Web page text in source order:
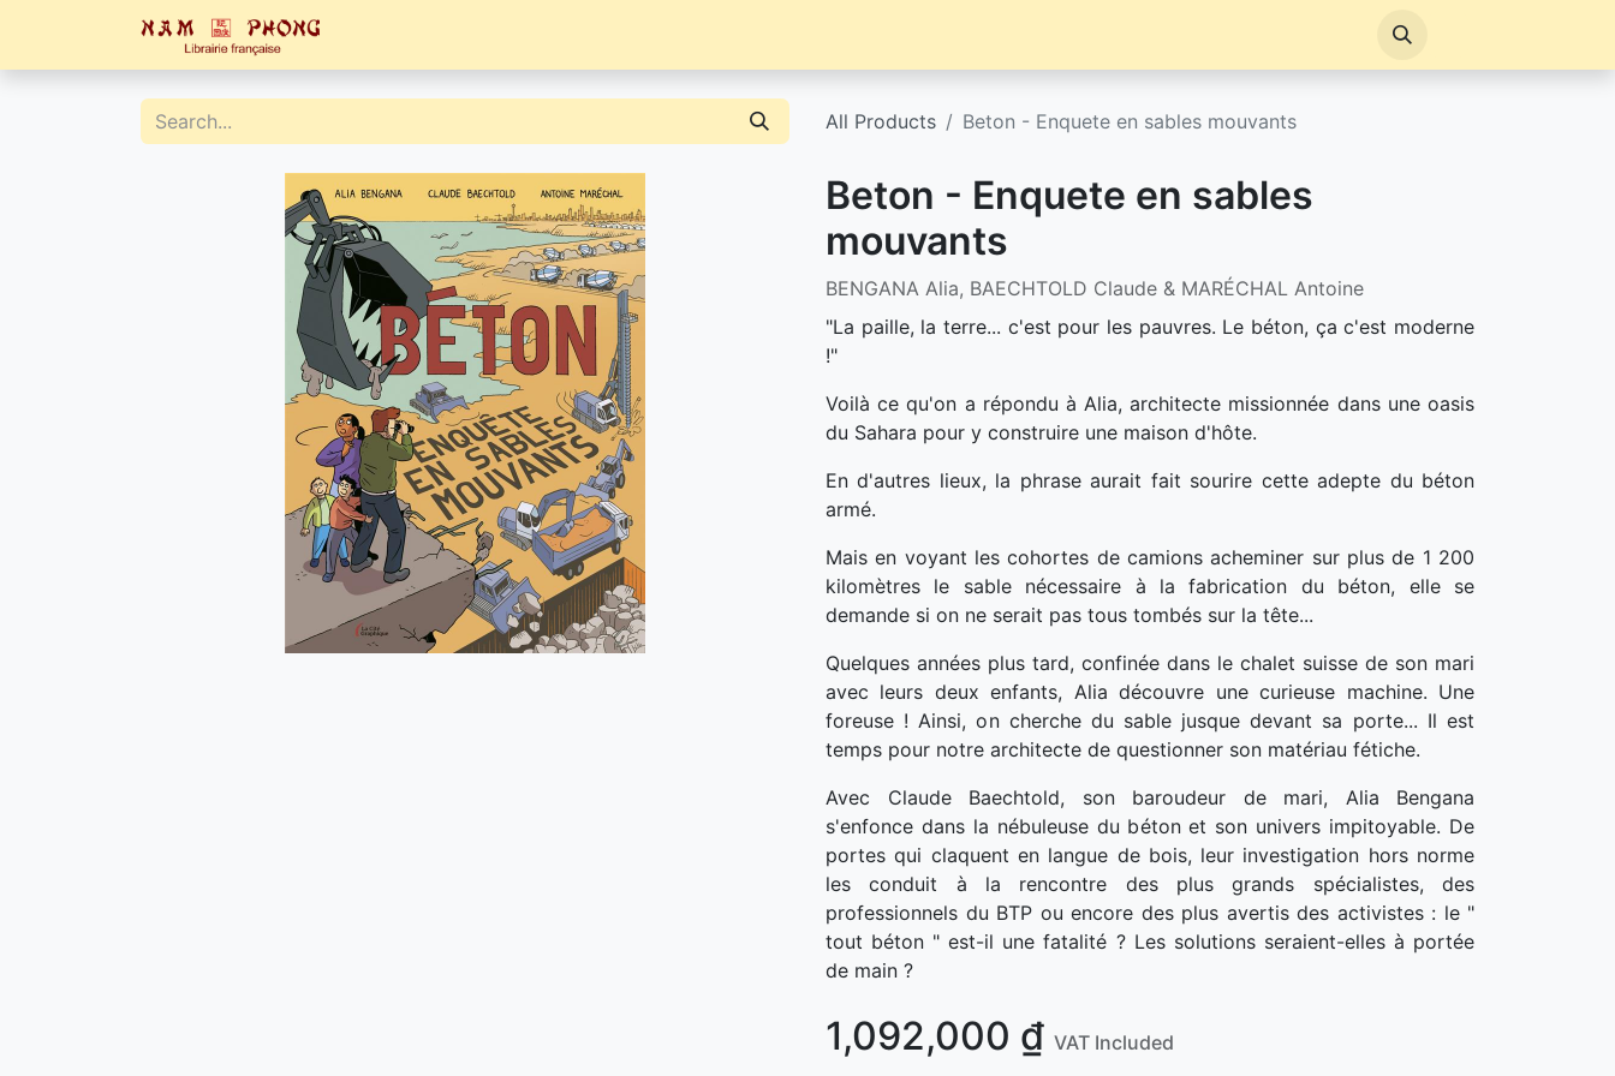
All Products Beton - Enquete en sables mouvants
Beton - Enquete en sables
mouvants
BENGANA Alia, BAECHTOLD Claude & MARÉCHAL Antoine
"La paille, la terre... c'est pour les pauvres. Le béton, ça c'est moderne
!"
Voilà ce qu'on a répondu à Alia, architecte missionnée dans une oasis
du Sahara pour y construire une maison d'hôte.
En d'autres lieux, la phrase aurait fait sourire cette adepte du béton
armé.
Mais en voyant les cohortes de camions acheminer sur plus de 1 200
kilomètres le sable nécessaire à la fabrication du béton, elle se
demande si on ne serait pas tous tombés sur la tête...
Quelques années plus tard, confinée dans le chalet suisse de son mari
avec leurs deux enfants, Alia découvre une curieuse machine. Une
foreuse ! Ainsi, on cherche du sable jusque devant sa porte... Il est
temps pour notre architecte de questionner son matériau fétiche.
Avec Claude Baechtold, son baroudeur de mari, Alia Bengana
s'enfonce dans la nébuleuse du béton et son univers impitoyable. De
portes qui claquent en langue de bois, leur investigation hors norme
les conduit à la rencontre des plus grands spécialistes, des
professionnels du BTP ou encore des plus avertis des activistes : le "
tout béton " est-il une fatalité ? Les solutions seraient-elles à portée
de main ?
1,092,000 ₫ VAT Included